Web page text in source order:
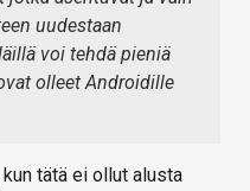
uudestaan
voi tehdä pieniä
olleet Androidille
tätä ei ollut alusta